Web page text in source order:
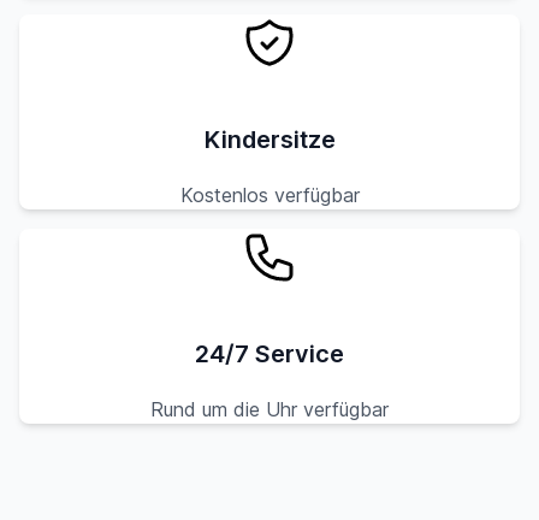
Kindersitze
Kostenlos verfügbar
24/7 Service
Rund um die Uhr verfügbar